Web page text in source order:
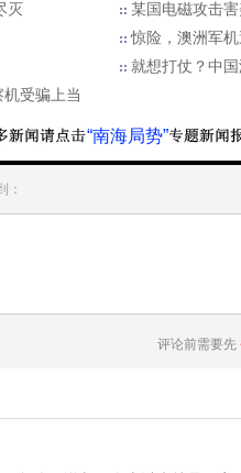
灭
某国电磁攻击
惊险，澳洲军
就想打仗？中
受骗上当
“南海局势”
：
评论前需要先